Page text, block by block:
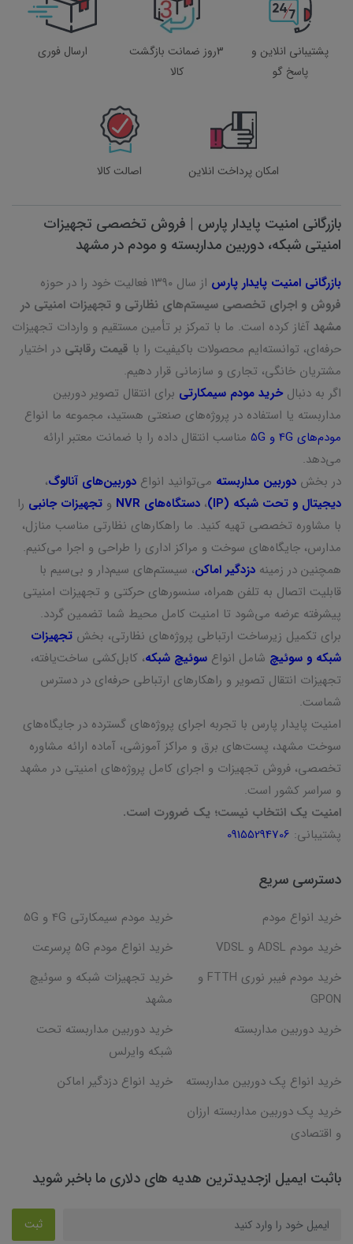
پشتیبانی انلاین و
پاسخ گو
3روز ضمانت بازگشت
کالا
ارسال فوری
امکان پرداخت انلاین اصالت کالا
بازرگانی امنیت پایدار پارس | فروش تخصصی تجهیزات
امنیتی شبکه، دوربین مداربسته و مودم در مشهد
بازرگانی امنیت پایدار پارس از سال ۱۳۹۰ فعالیت خود را در حوزه
فروش و اجرای تخصصی سیستم‌های نظارتی و تجهیزات امنیتی در
مشهد آغاز کرده است. ما با تمرکز بر تأمین مستقیم و واردات تجهیزات
حرفه‌ای، توانسته‌ایم محصولات باکیفیت را با قیمت رقابتی در اختیار
مشتریان خانگی، تجاری و سازمانی قرار دهیم.
اگر به دنبالخرید مودم سیمکارتی برای انتقال تصویر دوربین
مداربسته یا استفاده در پروژه‌های صنعتی هستید، مجموعه ما انواع
مودم‌های 4G و 5G
مناسب انتقال داده را با ضمانت معتبر ارائه
می‌دهد.
در بخش دوربین مداربسته می‌توانید انواع دوربین‌های آنالوگ،
دیجیتال و تحت شبکه (IP)
، دستگاه‌های NVR و تجهیزات جانبی را
با مشاوره تخصصی تهیه کنید. ما راهکارهای نظارتی مناسب منازل،
مدارس، جایگاه‌های سوخت و مراکز اداری را طراحی و اجرا می‌کنیم.
همچنین در زمینه دزدگیر اماکن، سیستم‌های سیم‌دار و بی‌سیم با
قابلیت اتصال به تلفن همراه، سنسورهای حرکتی و تجهیزات امنیتی
پیشرفته عرضه می‌شود تا امنیت کامل محیط شما تضمین گردد.
برای تکمیل زیرساخت ارتباطی پروژه‌های نظارتی، بخش تجهیزات
شبکه و سوئیچ شامل انواع سوئیچ شبکه، کابل‌کشی ساخت‌یافته،
تجهیزات انتقال تصویر و راهکارهای ارتباطی حرفه‌ای در دسترس
شماست.
امنیت پایدار پارس با تجربه اجرای پروژه‌های گسترده در جایگاه‌های
سوخت مشهد، پست‌های برق و مراکز آموزشی، آماده ارائه مشاوره
تخصصی، فروش تجهیزات و اجرای کامل پروژه‌های امنیتی در مشهد
و سراسر کشور است.
امنیت یک انتخاب نیست؛ یک ضرورت است.
پشتیبانی: 09155294706
دسترسی سریع
خرید انواع مودم
خرید مودم سیمکارتی 4G و 5G
خرید مودم ADSL و VDSL
خرید انواع مودم 5G پرسرعت
خرید مودم فیبر نوری FTTH و
GPON
خرید تجهیزات شبکه و سوئیچ
مشهد
خرید دوربین مداربسته
خرید دوربین مداربسته تحت
شبکه وایرلس
خرید انواع پک دوربین مداربسته
خرید انواع دزدگیر اماکن
خرید پک دوربین مداربسته ارزان
و اقتصادی
باثبت ایمیل ازجدیدترین هدیه های دلاری ما باخبر شوید
ثبت